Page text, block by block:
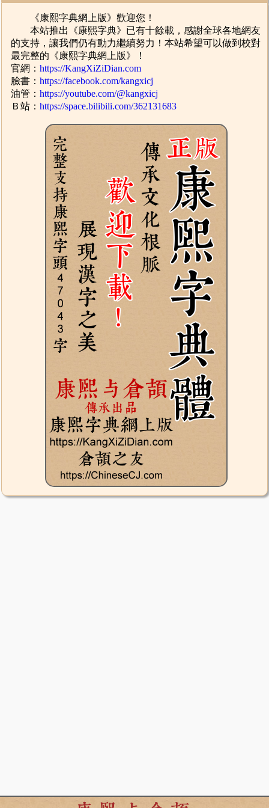
《康熙字典網上版》歡迎您！
本站推出《康熙字典》已有十餘載，感謝全球各地網友
的支持，讓我們仍有動力繼續努力！本站希望可以做到校對
最完整的《康熙字典網上版》！
官網：https://KangXiZiDian.com
臉書：https://facebook.com/kangxicj
油管：https://youtube.com/@kangxicj
Ｂ站：https://space.bilibili.com/362131683